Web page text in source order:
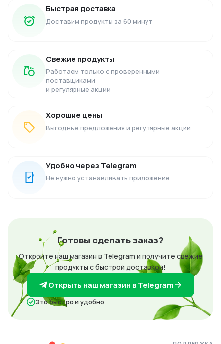
Быстрая доставка
Доставим продукты за 60 минут
Свежие продукты
Работаем только с проверенными
поставщиками
и регулярные акции
Хорошие цены
Выгодные предложения и регулярные акции
Удобно через Telegram
Не нужно устанавливать приложение
Готовы сделать заказ?
Откройте наш магазин в Telegram и получите свежие
продукты с быстрой доставкой!
Открыть наш магазин в Telegram
Это быстро и удобно